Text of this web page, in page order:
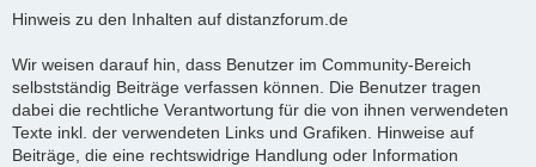
Hinweis zu den Inhalten auf distanzforum.de
Wir weisen darauf hin, dass Benutzer im Community-Bereich
selbstständig Beiträge verfassen können. Die Benutzer tragen
dabei die rechtliche Verantwortung für die von ihnen verwendeten
Texte inkl. der verwendeten Links und Grafiken. Hinweise auf
Beiträge, die eine rechtswidrige Handlung oder Information